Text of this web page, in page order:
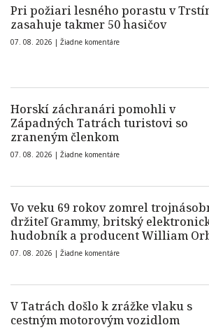
Pri požiari lesného porastu v
zasahuje takmer 50 hasičov
07. 08. 2026 | Žiadne komentáre
Horskí záchranári pomohli v
Západných Tatrách turistovi so
zraneným členkom
07. 08. 2026 | Žiadne komentáre
Vo veku 69 rokov zomrel
držiteľ Grammy, britský
hudobník a producent William
07. 08. 2026 | Žiadne komentáre
V Tatrách došlo k zrážke vlaku s
cestným motorovým vozidlom